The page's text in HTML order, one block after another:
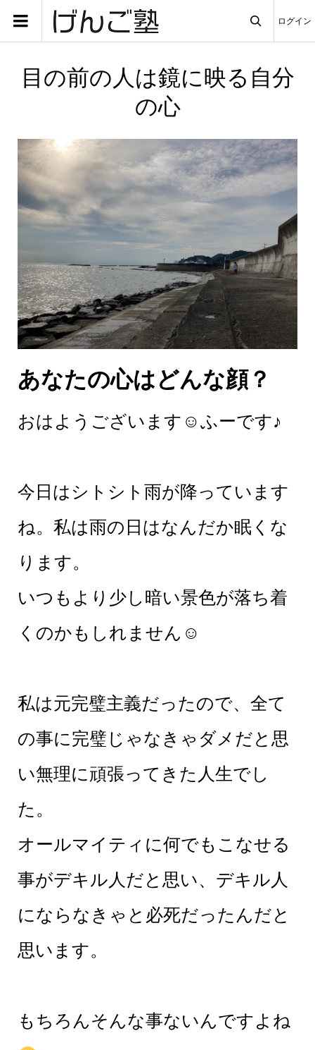
ログイン
目の前の人は鏡に映る自分
の心
あなたの心はどんな顔？
おはようございます☺︎ふーです♪
今日はシトシト雨が降っています
ね。私は雨の日はなんだか眠くな
ります。
いつもより少し暗い景色が落ち着
くのかもしれません☺︎
私は元完璧主義だったので、全て
の事に完璧じゃなきゃダメだと思
い無理に頑張ってきた人生でし
た。
オールマイティに何でもこなせる
事がデキル人だと思い、デキル人
にならなきゃと必死だったんだと
思います。
もちろんそんな事ないんですよね